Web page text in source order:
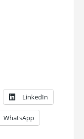
LinkedIn
WhatsApp